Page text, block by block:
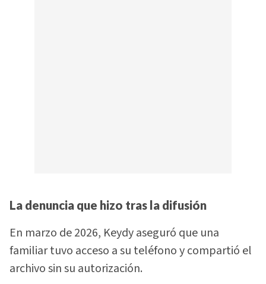
La denuncia que hizo tras la difusión
En marzo de 2026, Keydy aseguró que una
familiar tuvo acceso a su teléfono y compartió el
archivo sin su autorización.